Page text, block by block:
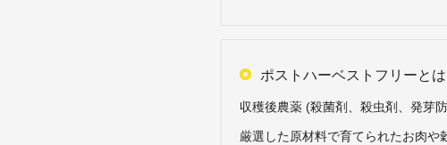
ポストハーベストフリーとは
収穫後農薬 (殺菌剤、殺虫剤、発芽
厳選した原材料で育てられたお肉や